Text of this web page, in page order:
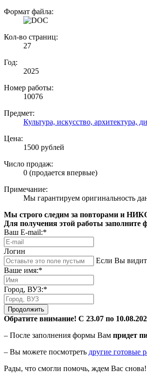
Формат файла:
Кол-во страниц:
27
Год:
2025
Номер работы:
10076
Предмет:
Культура, искусство, архитектура,
Цена:
1500 рублей
Число продаж:
0 (продается впервые)
Примечание:
Мы гарантируем оригинальность
Мы строго следим за повторами и
Для получения этой работы заполните
Ваш E-mail:*
Логин
Если Вы
Ваше имя:*
Город, ВУЗ:*
Продолжить
Обратите внимание! С 23.07 по
– После заполнения формы Вам придет
– Вы можете посмотреть другие готовые
Рады, что смогли помочь, ждем Вас снова!